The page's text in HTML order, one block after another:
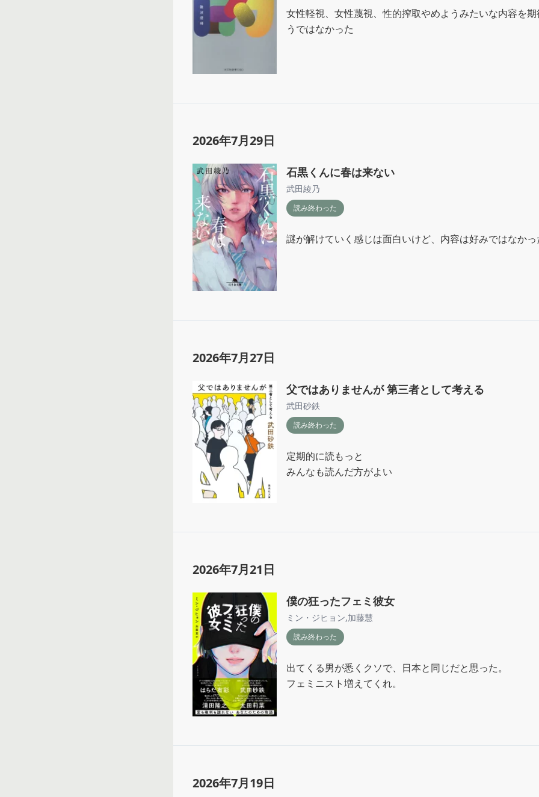
女性軽視、女性蔑視、性的搾取やめようみたいな内容を
うではなかった
2026年7月29日
石黒くんに春は来ない
武田綾乃
読み終わった
謎が解けていく感じは面白いけど、内容は好みではなか
2026年7月27日
父ではありませんが 第三者として考える
武田砂鉄
読み終わった
定期的に読もっと
みんなも読んだ方がよい
2026年7月21日
僕の狂ったフェミ彼女
ミン・ジヒョン,加藤慧
読み終わった
出てくる男が悉くクソで、日本と同じだと思った。
フェミニスト増えてくれ。
2026年7月19日